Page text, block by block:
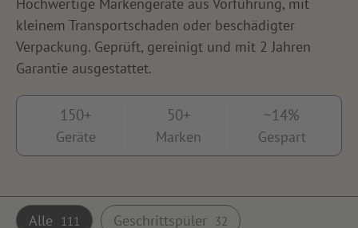
Angebote
Kontakt
kleinem Transportschaden oder beschädigter
Verpackung. Geprüft, gereinigt und mit 2 Jahren
Garantie ausgestattet.
150+
Geräte
50+
Marken
~14%
Gespart
Alle 111 Geschrittspüler 32